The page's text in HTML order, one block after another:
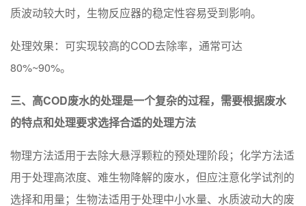
质波动较大时，生物反应器的稳定性容易受到影响。
处理效果：可实现较高的COD去除率，通常可达
80%~90%。
三、高COD废水的处理是一个复杂的过程，需要根据废水
的特点和处理要求选择合适的处理方法
物理方法适用于去除大悬浮颗粒的预处理阶段；化学方法适
用于处理高浓度、难生物降解的废水，但应注意化学试剂的
选择和用量；生物法适用于处理中小水量、水质波动大的废